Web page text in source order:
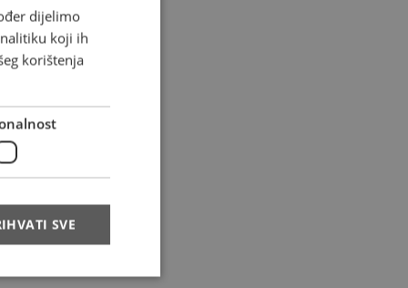
dijelimo
koji ih
korištenja
SVE